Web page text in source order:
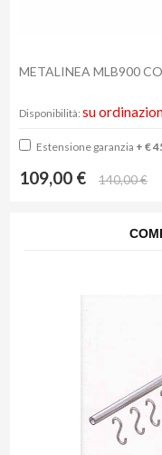
METALINEA MLB900
Disponibilità: su
Estensione garanzia + €
109,00 € 140,00 €